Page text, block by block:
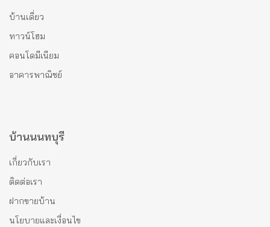
บ้านเดี่ยว
ทาวน์โฮม
คอนโดมีเนียม
อาคารพาณิชย์
บ้านนนทบุรี
เกี่ยวกับเรา
ติดต่อเรา
ฝากขายบ้าน
นโยบายและเงื่อนไข